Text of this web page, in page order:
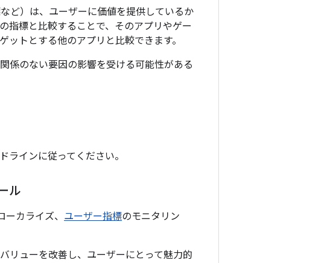
ど）は、ユーザーに価値を提供しているか
指標と比較することで、そのアプリやゲー
トとする他のアプリと比較できます。
係のない要因の影響を受ける可能性がある
ラインに従ってください。
ル
ーカライズ、 ユーザー指標のモニタリン
リューを改善し、ユーザーにとって魅力的